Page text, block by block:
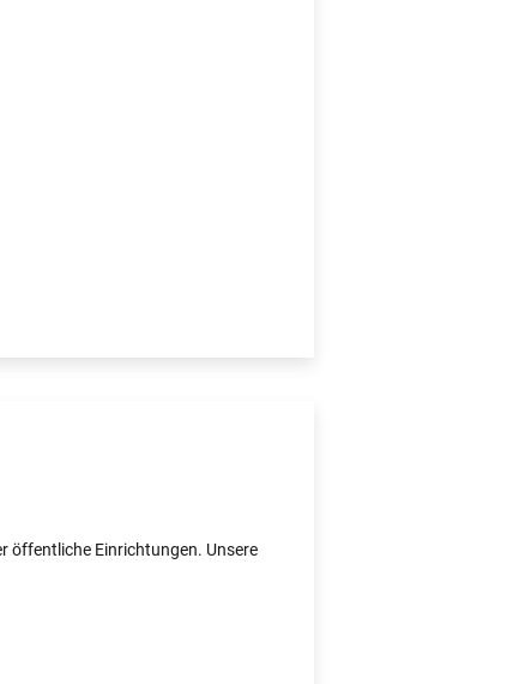
öffentliche Einrichtungen. Unsere